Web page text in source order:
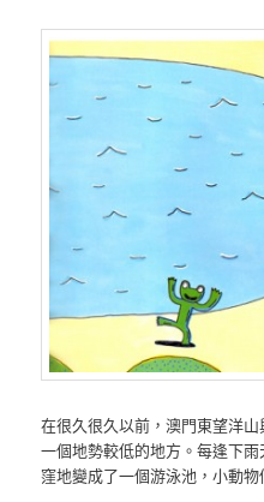
在很久很久以前，澳門東望洋
一個地勢較低的地方。每逢下
窪地變成了一個游泳池，小動物